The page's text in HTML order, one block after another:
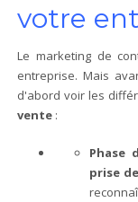
votre
Le marketing de
entreprise. Mais
d'abord voir les
vente :
Phase
prise